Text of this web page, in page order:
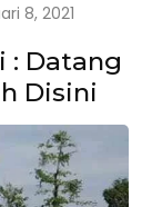
8, 2021
: Datang
Disini